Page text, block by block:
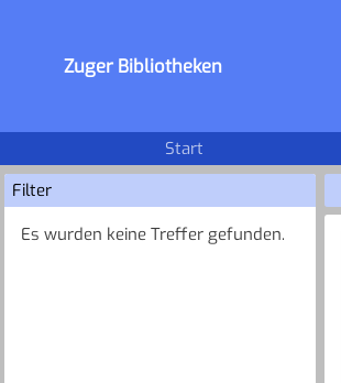
Zuger Bibliotheken
Start
Filter
Es wurden keine Treffer gefunden.